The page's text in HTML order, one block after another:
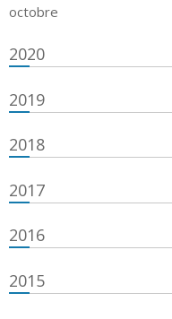
octobre
2020
2019
2018
2017
2016
2015